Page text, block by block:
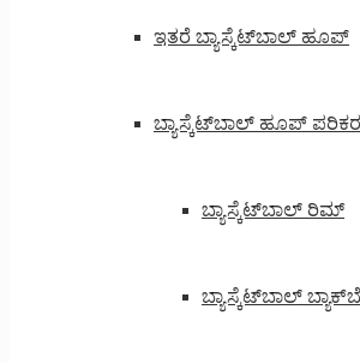
ಇತರೆ ಬ್ಯಾಸ್ಕೆಟ್‌ಬಾಲ್ ಹೂಪ್
ಬ್ಯಾಸ್ಕೆಟ್‌ಬಾಲ್ ಹೂಪ್
ಬ್ಯಾಸ್ಕೆಟ್‌ಬಾಲ್ ರಿಮ್
ಬ್ಯಾಸ್ಕೆಟ್‌ಬಾಲ್